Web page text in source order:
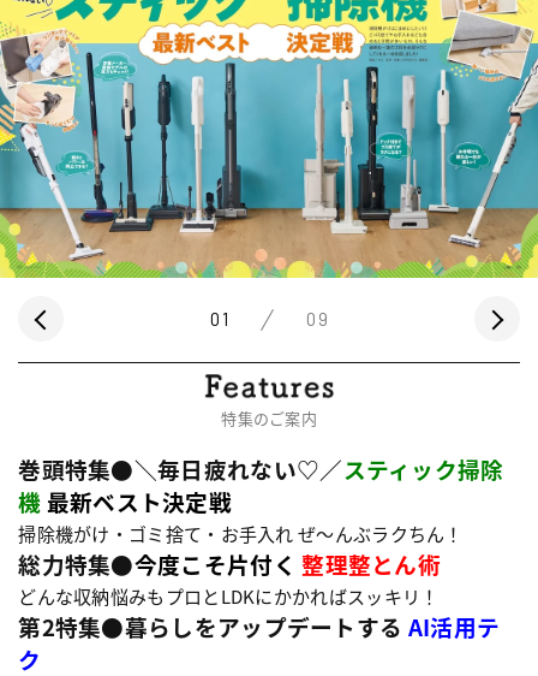
01 09
特集のご案内
巻頭特集●＼毎日疲れない♡／スティック掃除
機 最新ベスト決定戦
掃除機がけ・ゴミ捨て・お手入れ ぜ〜んぶラクちん！
総力特集●今度こそ片付く 整理整とん術
どんな収納悩みもプロとLDKにかかればスッキリ！
第2特集●暮らしをアップデートする AI活用テ
ク